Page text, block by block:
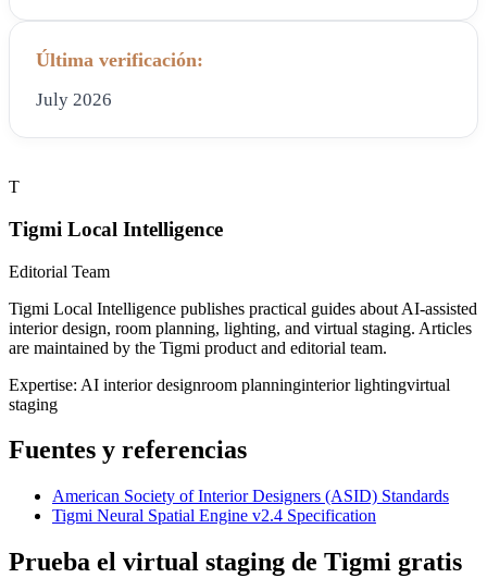
Última verificación:
July 2026
T
Tigmi Local Intelligence
Editorial Team
Tigmi Local Intelligence publishes practical guides about AI-assisted
interior design, room planning, lighting, and virtual staging. Articles
are maintained by the Tigmi product and editorial team.
Expertise: AI interior designroom planninginterior lightingvirtual
staging
Fuentes y referencias
American Society of Interior Designers (ASID) Standards
Tigmi Neural Spatial Engine v2.4 Specification
Prueba el virtual staging de Tigmi gratis